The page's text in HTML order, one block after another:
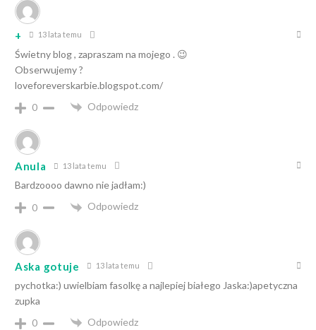
+ 13 lata temu
Świetny blog , zapraszam na mojego . 😉
Obserwujemy ?
loveforeverskarbie.blogspot.com/
0
Odpowiedz
Anula 13 lata temu
Bardzoooo dawno nie jadłam:)
0
Odpowiedz
Aska gotuje 13 lata temu
pychotka:) uwielbiam fasolkę a najlepiej białego Jaska:)apetyczna
zupka
0
Odpowiedz